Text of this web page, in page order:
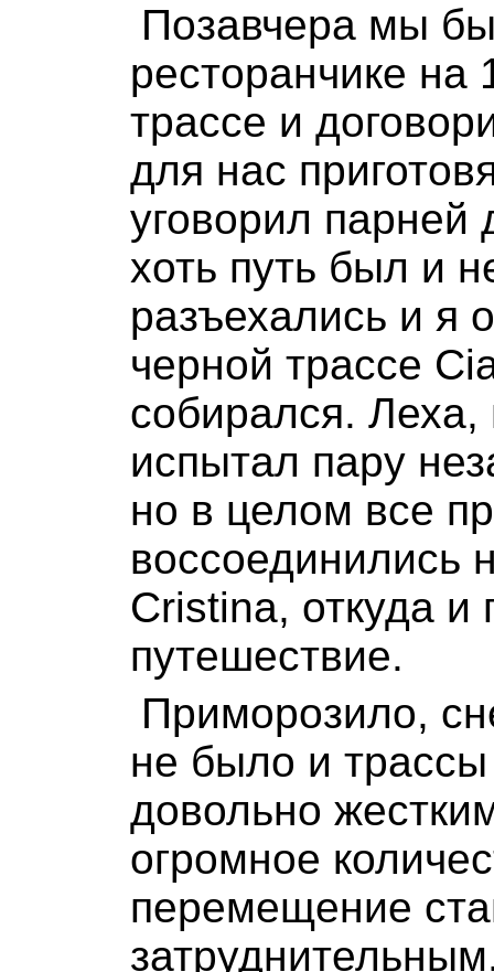
Позавчера мы
ресторанчике на
трассе и
для нас
уговорил парней
хоть путь был и
разъехались и я
черной трассе
собирался.
испытал пару
но в целом все
воссоединились
Cristina, откуда
путешествие.
Приморозило,
не было и
довольно
огромное
перемещение